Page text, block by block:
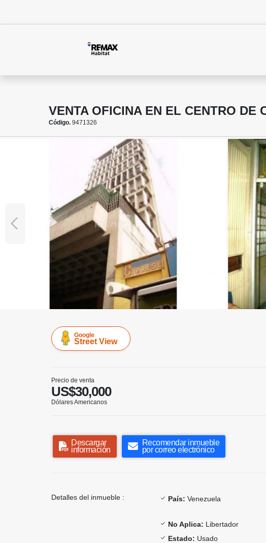
VENTA OFICINA EN EL CENTRO DE
Código. 9471326
Google
Street View
Precio de venta
US$30,000
Dólares Americanos
Descargar
información
Recomendar inmueble
por correo electrónico
Detalles del inmueble : País: Venezuela
No Aplica: Libertador
Estado: Usado